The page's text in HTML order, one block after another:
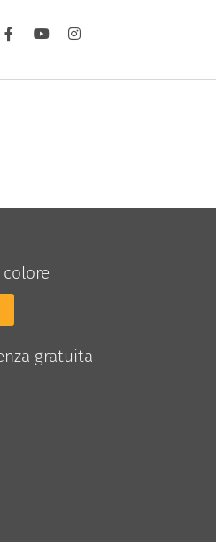
gratuita